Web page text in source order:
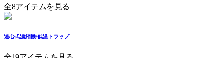
全8アイテムを見る
遠心式濃縮機/低温トラップ